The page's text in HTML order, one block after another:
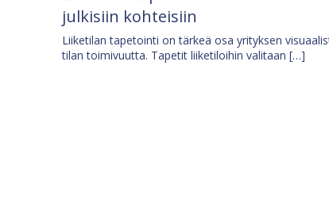
julkisiin kohteisiin
Liiketilan tapetointi on tärkeä osa yrityksen
tilan toimivuutta. Tapetit liiketiloihin valitaan […]